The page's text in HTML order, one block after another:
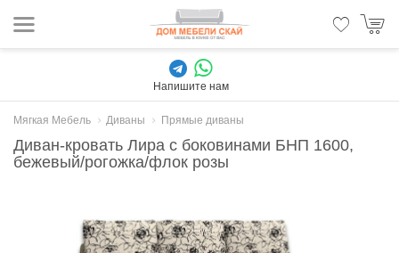
Напишите нам
Мягкая Мебель Диваны Прямые диваны
Диван-кровать Лира с боковинами БНП 1600,
бежевый/рогожка/флок розы